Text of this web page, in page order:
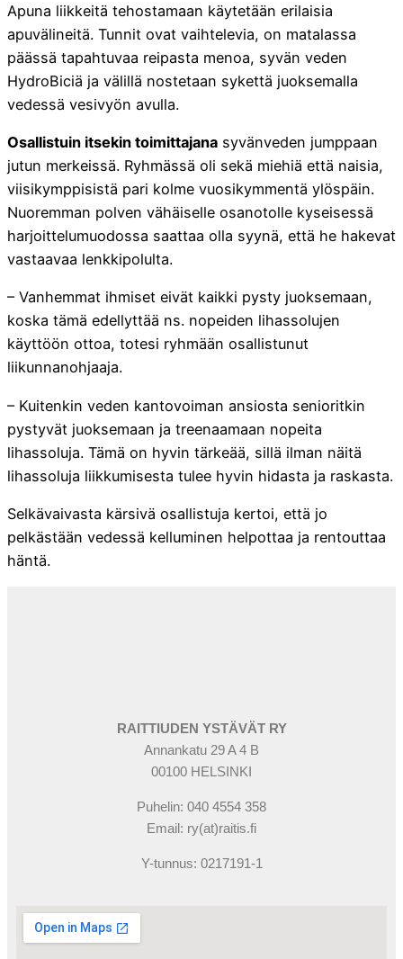
Apuna liikkeitä tehostamaan käytetään erilaisia
apuvälineitä. Tunnit ovat vaihtelevia, on matalassa
päässä tapahtuvaa reipasta menoa, syvän veden
HydroBiciä ja välillä nostetaan sykettä juoksemalla
vedessä vesivyön avulla.
Osallistuin itsekin toimittajana syvänveden jumppaan
jutun merkeissä. Ryhmässä oli sekä miehiä että naisia,
viisikymppisistä pari kolme vuosikymmentä ylöspäin.
Nuoremman polven vähäiselle osanotolle kyseisessä
harjoittelumuodossa saattaa olla syynä, että he hakevat
vastaavaa lenkkipolulta.
– Vanhemmat ihmiset eivät kaikki pysty juoksemaan,
koska tämä edellyttää ns. nopeiden lihassolujen
käyttöön ottoa, totesi ryhmään osallistunut
liikunnanohjaaja.
– Kuitenkin veden kantovoiman ansiosta senioritkin
pystyvät juoksemaan ja treenaamaan nopeita
lihassoluja. Tämä on hyvin tärkeää, sillä ilman näitä
lihassoluja liikkumisesta tulee hyvin hidasta ja raskasta.
Selkävaivasta kärsivä osallistuja kertoi, että jo
pelkästään vedessä kelluminen helpottaa ja rentouttaa
häntä.
RAITTIUDEN YSTÄVÄT RY
Annankatu 29 A 4 B
00100 HELSINKI
Puhelin: 040 4554 358
Email: ry(at)raitis.fi
Y-tunnus: 0217191-1